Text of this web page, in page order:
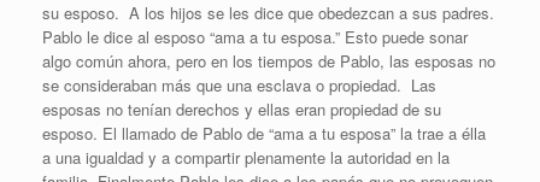
su esposo. A los hijos se les dice que obedezcan a sus padres.
Pablo le dice al esposo “ama a tu esposa.” Esto puede sonar
algo común ahora, pero en los tiempos de Pablo, las esposas no
se consideraban más que una esclava o propiedad. Las
esposas no tenían derechos y ellas eran propiedad de su
esposo. El llamado de Pablo de “ama a tu esposa” la trae a élla
a una igualdad y a compartir plenamente la autoridad en la